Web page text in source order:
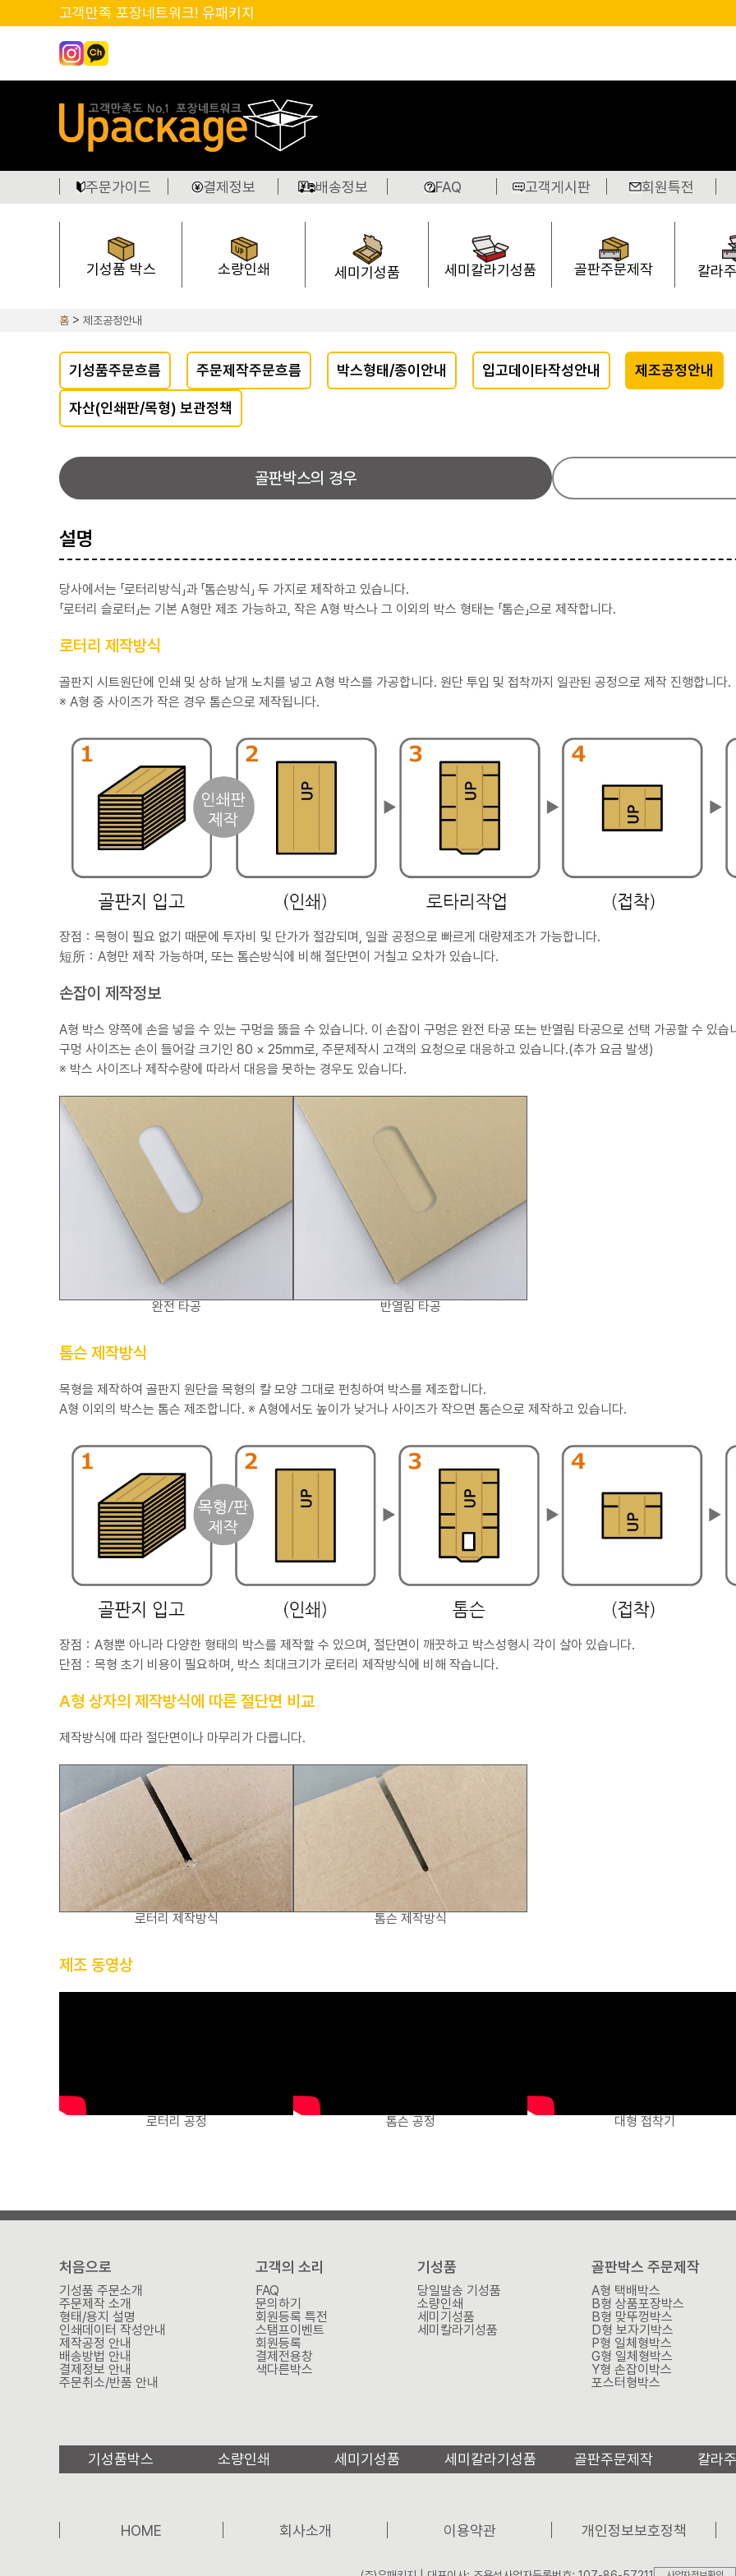
고객만족 포장네트워크! 유패키지
주문가이드 결제정보 배송정보 FAQ 고객게시판 회원특전
기성품 박스 소량인쇄 세미기성품 세미칼라기성품 골판주문제작 칼라
홈 제조공정안내
기성품주문흐름 주문제작주문흐름 박스형태/종이안내 입고데이타작성안내 제조공정안내
자산(인쇄판/목형) 보관정책
골판박스의 경우
설명
당사에서는 「로터리방식」과 「톰슨방식」 두 가지로 제작하고 있습니다.
「로터리 슬로터」는 기본 A형만 제조 가능하고, 작은 A형 박스나 그 이외의 박스 형태는 「톰슨」으로 제작합니다.
로터리 제작방식
골판지 시트원단에 인쇄 및 상하 날개 노치를 넣고 A형 박스를 가공합니다. 원단 투입 및 접착까지 일관된 공정으로 제작 진행합니다.
※ A형 중 사이즈가 작은 경우 톰슨으로 제작됩니다.
장점：목형이 필요 없기 때문에 투자비 및 단가가 절감되며, 일괄 공정으로 빠르게 대량제조가 가능합니다.
短所：A형만 제작 가능하며, 또는 톰슨방식에 비해 절단면이 거칠고 오차가 있습니다.
손잡이 제작정보
A형 박스 양쪽에 손을 넣을 수 있는 구멍을 뚫을 수 있습니다. 이 손잡이 구멍은 완전 타공 또는 반열림 타공으로 선택 가공할 수 있습
구멍 사이즈는 손이 들어갈 크기인 80 × 25mm로, 주문제작시 고객의 요청으로 대응하고 있습니다.(추가 요금 발생)
※ 박스 사이즈나 제작수량에 따라서 대응을 못하는 경우도 있습니다.
완전 타공 반열림 타공
톰슨 제작방식
목형을 제작하여 골판지 원단을 목형의 칼 모양 그대로 펀칭하여 박스를 제조합니다.
A형 이외의 박스는 톰슨 제조합니다. ※ A형에서도 높이가 낮거나 사이즈가 작으면 톰슨으로 제작하고 있습니다.
장점：A형뿐 아니라 다양한 형태의 박스를 제작할 수 있으며, 절단면이 깨끗하고 박스성형시 각이 살아 있습니다.
단점：목형 초기 비용이 필요하며, 박스 최대크기가 로터리 제작방식에 비해 작습니다.
A형 상자의 제작방식에 따른 절단면 비교
제작방식에 따라 절단면이나 마무리가 다릅니다.
로터리 제작방식 톰슨 제작방식
제조 동영상
로터리 공정 톰슨 공정 대형 접착기
처음으로
기성품 주문소개
주문제작 소개
형태/용지 설명
인쇄데이터 작성안내
제작공정 안내
배송방법 안내
결제정보 안내
주문취소/반품 안내
고객의 소리
FAQ
문의하기
회원등록 특전
스탬프이벤트
회원등록
결제전용창
색다른박스
기성품
당일발송 기성품
소량인쇄
세미기성품
세미칼라기성품
골판박스 주문제작
A형 택배박스
B형 상품포장박스
B형 맞뚜껑박스
D형 보자기박스
P형 일체형박스
G형 일체형박스
Y형 손잡이박스
포스터형박스
기성품박스 소량인쇄 세미기성품 세미칼라기성품 골판주문제작 칼라
HOME 회사소개 이용약관 개인정보보호정책